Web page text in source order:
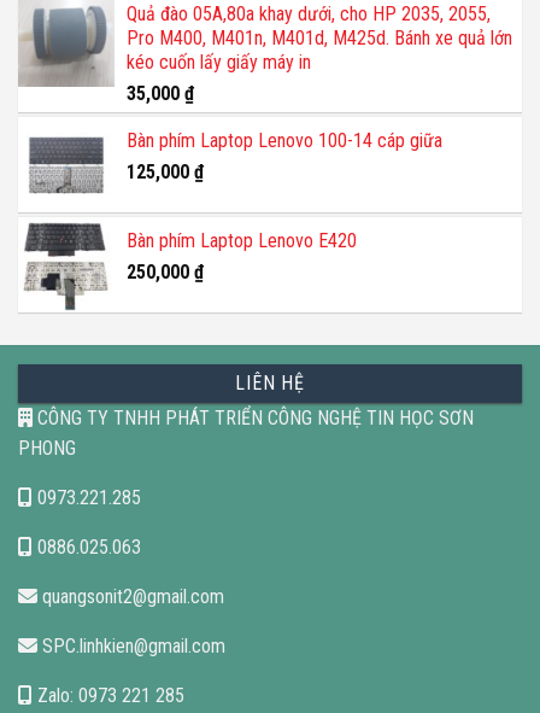
Quả đào 05A,80a khay dưới, cho HP 2035, 2055,
Pro M400, M401n, M401d, M425d. Bánh xe quả lớn
kéo cuốn lấy giấy máy in
35,000 ₫
Bàn phím Laptop Lenovo 100-14 cáp giữa
125,000 ₫
Bàn phím Laptop Lenovo E420
250,000 ₫
LIÊN HỆ
CÔNG TY TNHH PHÁT TRIỂN CÔNG NGHỆ TIN HỌC SƠN
PHONG
0973.221.285
0886.025.063
quangsonit2@gmail.com
SPC.linhkien@gmail.com
Zalo: 0973 221 285